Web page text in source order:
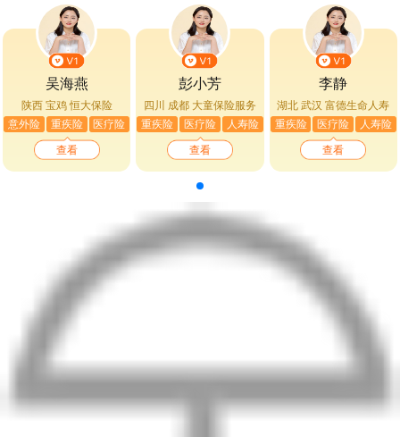
吴海燕
陕西 宝鸡恒大保险
意外险
重疾险 医疗险
查看
彭小芳
四川 成都 大童保险服务
重疾险
医疗险 人寿险
查看
李静
湖北 武汉富德生命人寿
重疾险
医疗险 人寿险
查看